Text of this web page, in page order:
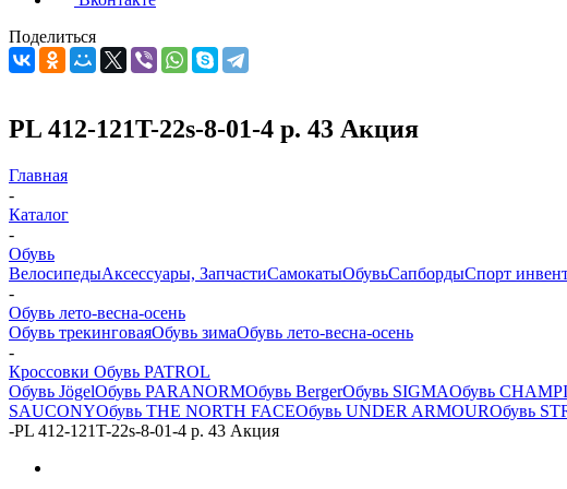
Поделиться
PL 412-121T-22s-8-01-4 р. 43 Акция
Главная
-
Каталог
-
Обувь
ВелосипедыАксессуары, ЗапчастиСамокатыОбувьСапбордыСпорт
-
Обувь лето-весна-осень
Обувь трекинговаяОбувь зимаОбувь лето-весна-осень
-
Кроссовки Обувь PATROL
Обувь JögelОбувь PARANORMОбувь BergerОбувь SIGMAОбувь
SAUCONYОбувь THE NORTH FACEОбувь UNDER ARMOURОбувь
-PL 412-121T-22s-8-01-4 р. 43 Акция